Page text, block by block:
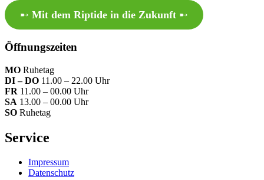
➸ Mit dem Riptide in die Zukunft➸
Öffnungszeiten
MO Ruhetag
DI – DO 11.00 – 22.00 Uhr
FR 11.00 – 00.00 Uhr
SA 13.00 – 00.00 Uhr
SO Ruhetag
Service
Impressum
Datenschutz